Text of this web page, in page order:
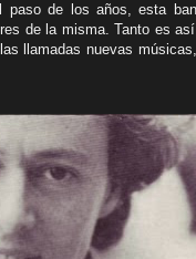
paso de los años, esta
de la misma. Tanto es
llamadas nuevas